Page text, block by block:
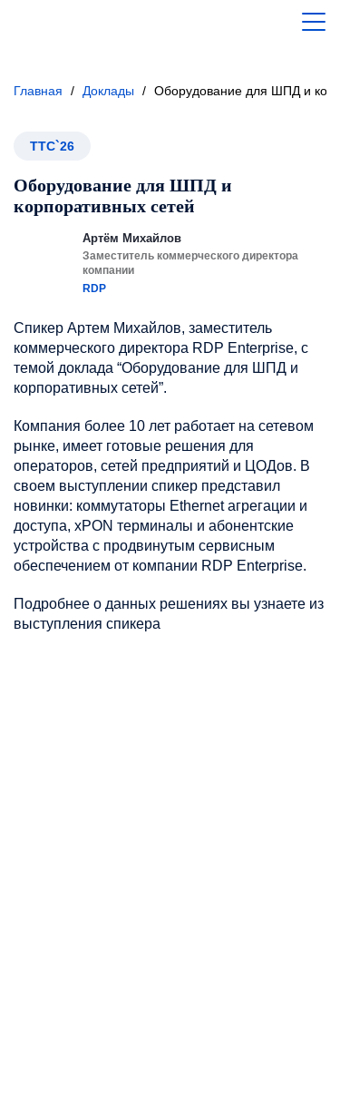
Главная / Доклады / Оборудование для ШПД и
ТТС`26
Оборудование для ШПД и
корпоративных сетей
Артём Михайлов
Заместитель коммерческого директора
компании
RDP
Спикер Артем Михайлов, заместитель
коммерческого директора RDP Enterprise, с
темой доклада “Оборудование для ШПД и
корпоративных сетей”.
Компания более 10 лет работает на сетевом
рынке, имеет готовые решения для
операторов, сетей предприятий и ЦОДов. В
своем выступлении спикер представил
новинки: коммутаторы Ethernet агрегации и
доступа, xPON терминалы и абонентские
устройства с продвинутым сервисным
обеспечением от компании RDP Enterprise.
Подробнее о данных решениях вы узнаете из
выступления спикера